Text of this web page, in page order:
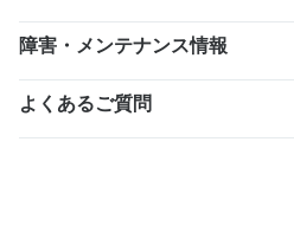
障害・メンテナンス情報
よくあるご質問